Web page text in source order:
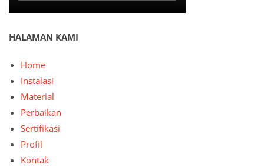
HALAMAN KAMI
Home
Instalasi
Material
Perbaikan
Sertifikasi
Profil
Kontak